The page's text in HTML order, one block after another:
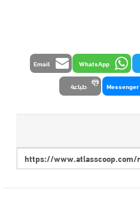
WhatsApp
Email
Messenger طباعة